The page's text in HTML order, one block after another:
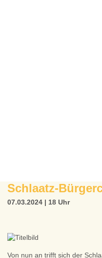
Schlaatz-
07.03.2024 | 18 Uhr
Von nun an trifft sich der